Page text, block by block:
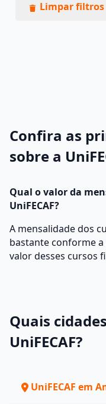
Limpar filtros
Confira as
sobre a
Qual o valor da
UniFECAF?
A mensalidade dos
bastante conforme
valor desses cursos
Quais
UniFECAF?
UniFECAF em